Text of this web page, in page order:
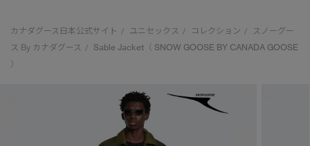
スノーグース
アンバサダー
スプリングコレクション
ウィメンズ TOP
ベストセラー
FW26コレクション
メンズ TOP
ベストセラー
FW26コレクション
キッズ TOP
キッズ（2‐7歳)
ユース（6＋歳)
CANADA GOOSE Generationsは、アウター
ウェアの下取り・再販を通じて、長く愛される製
カナダグース日本公式サイト / ユニセックス / コレクション /
スノーグー
ス By カナダグース
/
Sable Jacket（ SNOW GOOSE BY CANADA GOOSE
）